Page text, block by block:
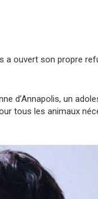
a ouvert son propre
d’Annapolis, un
tous les animaux